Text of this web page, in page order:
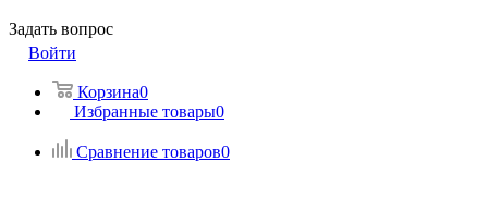
Задать вопрос
Войти
Корзина0
Избранные товары0
Сравнение товаров0